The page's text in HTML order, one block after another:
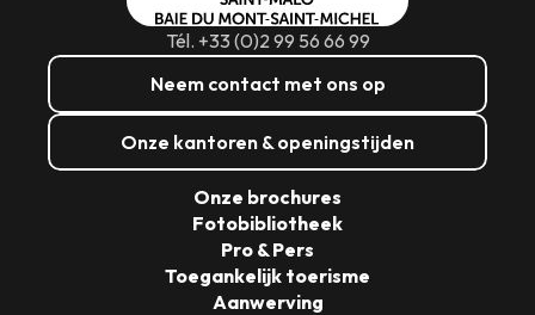
Tél. +33 (0)2 99 56 66 99
Neem contact met ons op
Onze kantoren & openingstijden
Onze brochures
Fotobibliotheek
Pro & Pers
Toegankelijk toerisme
Aanwerving